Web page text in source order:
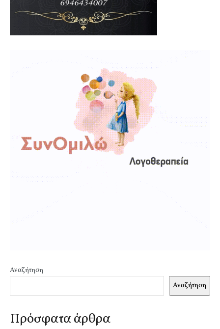
Αναζήτηση
Αναζήτηση
Πρόσφατα άρθρα